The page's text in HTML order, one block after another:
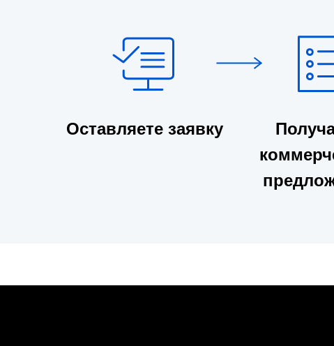
Оставляете заявку